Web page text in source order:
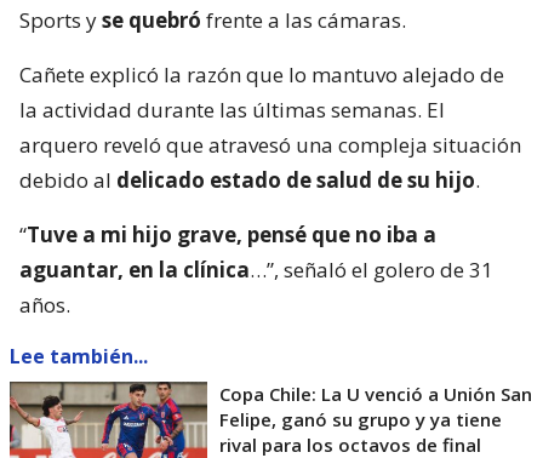
Sports yse quebró frente a las cámaras.
Cañete explicó la razón que lo mantuvo alejado de
la actividad durante las últimas semanas. El
arquero reveló que atravesó una compleja situación
debido al delicado estado de salud de su hijo.
“Tuve a mi hijo grave, pensé que no iba a
aguantar, en la clínica…”, señaló el golero de 31
años.
Lee también...
Copa Chile: La U venció a Unión San
Felipe, ganó su grupo y ya tiene
rival para los octavos de final